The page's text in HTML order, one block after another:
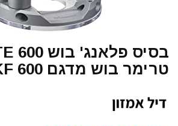
טרימר בוש מדגם GKF 600